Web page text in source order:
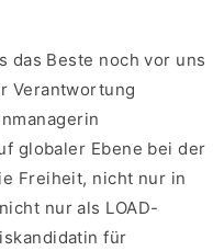
das Beste noch vor uns
Verantwortung
globaler Ebene bei der
Freiheit, nicht nur in
nur als LOAD-
für